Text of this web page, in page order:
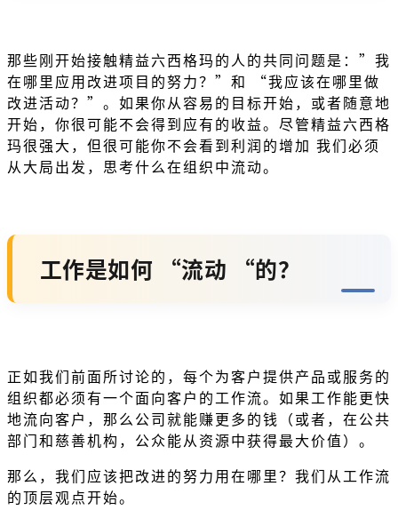
那些刚开始接触精益六西格玛的人的共同问题是：”我
在哪里应用改进项目的努力？”和 “我应该在哪里做
改进活动？”。如果你从容易的目标开始，或者随意地
开始，你很可能不会得到应有的收益。尽管精益六西格
玛很强大，但很可能你不会看到利润的增加 我们必须
从大局出发，思考什么在组织中流动。
工作是如何 “流动 “的？
正如我们前面所讨论的，每个为客户提供产品或服务的
组织都必须有一个面向客户的工作流。如果工作能更快
地流向客户，那么公司就能赚更多的钱（或者，在公共
部门和慈善机构，公众能从资源中获得最大价值）。
那么，我们应该把改进的努力用在哪里？我们从工作流
的顶层观点开始。